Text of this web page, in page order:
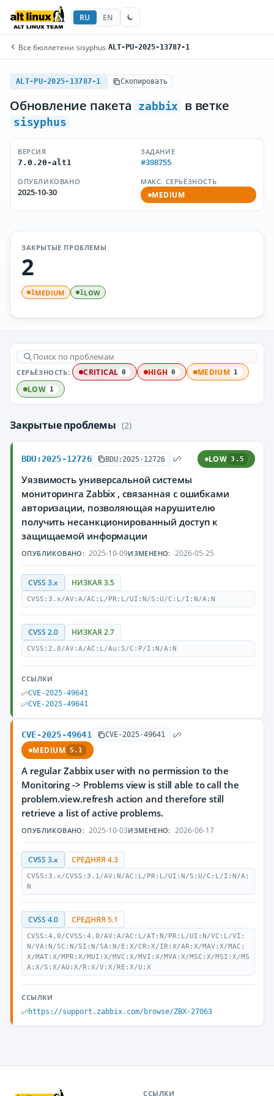
RU EN
Все бюллетени/sisyphus/ALT-PU-2025-13787-1
ALT-PU-2025-13787-1 Скопировать
Обновление пакета zabbix в ветке
sisyphus
ВЕРСИЯ
7.0.20-alt1
ЗАДАНИЕ
#398755
ОПУБЛИКОВАНО
2025-10-30
МАКС. СЕРЬЁЗНОСТЬ
MEDIUM
ЗАКРЫТЫЕ ПРОБЛЕМЫ
2
1MEDIUM 1LOW
СЕРЬЁЗНОСТЬ: CRITICAL 0 HIGH 0 MEDIUM 1
LOW 1
Закрытые проблемы (2)
BDU:2025-12726 BDU:2025-12726 LOW 3.5
Уязвимость универсальной системы
мониторинга Zabbix , связанная с ошибками
авторизации, позволяющая нарушителю
получить несанкционированный доступ к
защищаемой информации
ОПУБЛИКОВАНО: 2025-10-09ИЗМЕНЕНО: 2026-05-25
CVSS 3.x НИЗКАЯ 3.5
CVSS:3.x/AV:A/AC:L/PR:L/UI:N/S:U/C:L/I:N/A:N
CVSS 2.0 НИЗКАЯ 2.7
CVSS:2.0/AV:A/AC:L/Au:S/C:P/I:N/A:N
ССЫЛКИ
CVE-2025-49641
CVE-2025-49641
CVE-2025-49641 CVE-2025-49641
MEDIUM 5.1
A regular Zabbix user with no permission to the
Monitoring -> Problems view is still able to call the
problem.view.refresh action and therefore still
retrieve a list of active problems.
ОПУБЛИКОВАНО: 2025-10-03ИЗМЕНЕНО: 2026-06-17
CVSS 3.x СРЕДНЯЯ 4.3
CVSS:3.x/CVSS:3.1/AV:N/AC:L/PR:L/UI:N/S:U/C:L/I:N/A:
N
CVSS 4.0 СРЕДНЯЯ 5.1
CVSS:4.0/CVSS:4.0/AV:A/AC:L/AT:N/PR:L/UI:N/VC:L/VI:
N/VA:N/SC:N/SI:N/SA:N/E:X/CR:X/IR:X/AR:X/MAV:X/MAC:
X/MAT:X/MPR:X/MUI:X/MVC:X/MVI:X/MVA:X/MSC:X/MSI:X/MS
A:X/S:X/AU:X/R:X/V:X/RE:X/U:X
ССЫЛКИ
https://support.zabbix.com/browse/ZBX-27063
ССЫЛКИ